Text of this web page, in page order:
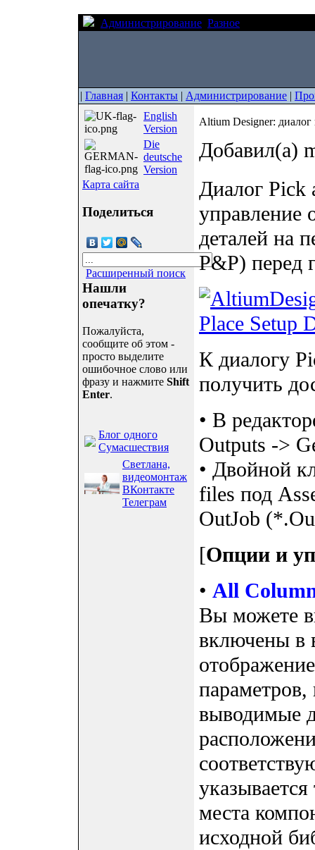
Администрирование Разное
| Главная | Контакты | Администрирование |
English
Version
Die
deutsche
Version
Карта сайта
Поделиться
Расширенный поиск
Нашли
опечатку?
Пожалуйста,
сообщите об этом -
просто выделите
ошибочное слово или
фразу и нажмите Shift
Enter.
Блог одного
Сумасшествия
Светлана,
видеомонтаж
ВКонтакте
Телеграм
Altium Designer: диалог
Добавил(а)
Диалог Pick
управление
деталей на
P&P) перед
К диалогу
получить
• В
Outputs ->
• Двойной
files под
OutJob
[Опции и
• All
Вы можете
включены в
выводимые
места
исходной